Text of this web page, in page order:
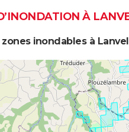
À
inondables à